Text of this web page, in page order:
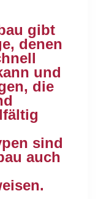
gibt
denen
und
die
sind
auch